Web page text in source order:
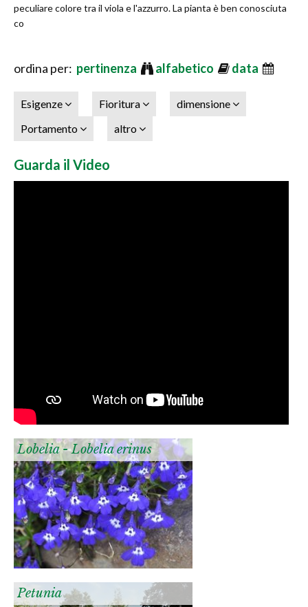
peculiare colore tra il viola e l'azzurro. La pianta è ben conosciuta
co
ordina per: pertinenza alfabetico data
Esigenze Fioritura
dimensione
Portamento
altro
Guarda il Video
Lobelia - Lobelia erinus
Petunia